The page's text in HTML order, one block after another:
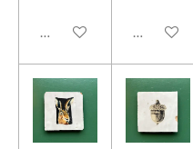
In winkelwagen In